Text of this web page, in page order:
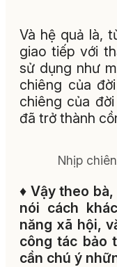
Và hệ quả là,
giao tiếp với
sử dụng như
chiêng của
chiêng của
đã trở thành
Nhịp
♦ Vậy theo
nói cách
năng xã hội,
công tác bảo
cần chú ý